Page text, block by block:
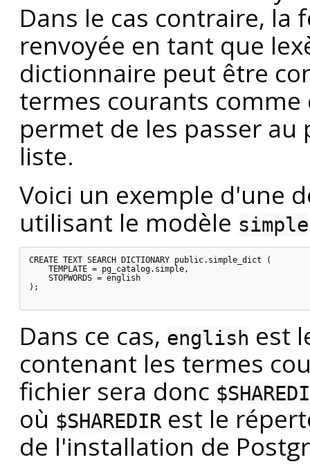
Dans le cas contraire,
renvoyée en tant que
dictionnaire peut être
termes courants
permet de les passer
liste.
Voici un exemple d'une
utilisant le modèle simple
CREATE TEXT SEARCH DICTIONARY public.simple_dict (
    TEMPLATE = pg_catalog.simple,
    STOPWORDS = english
);
Dans ce cas, english est
contenant les termes
fichier sera donc
où $SHAREDIRest le
de l'installation de